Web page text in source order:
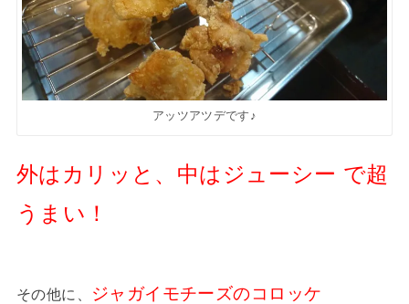
アッツアツデです♪
外はカリッと、中はジューシー で超
うまい！
その他に、 ジャガイモチーズのコロッケ